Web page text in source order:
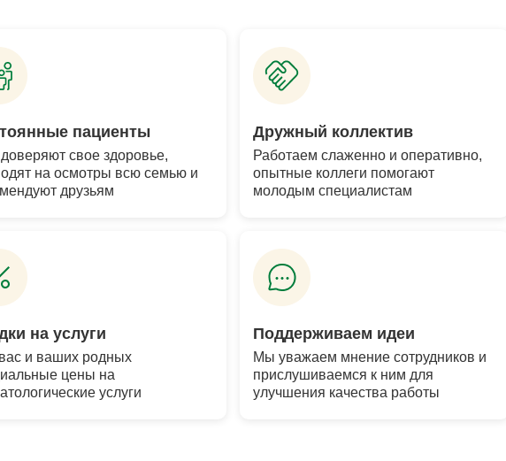
пациенты
свое здоровье,
на осмотры всю семью и
друзьям
Дружный коллектив
Работаем слаженно и оперативно,
опытные коллеги помогают
молодым специалистам
на услуги
и ваших родных
цены на
услуги
Поддерживаем идеи
Мы уважаем мнение сотрудников и
прислушиваемся к ним для
улучшения качества работы